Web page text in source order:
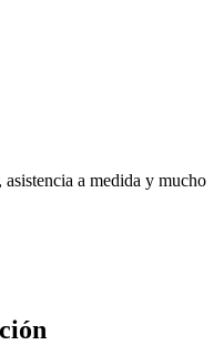
asistencia a medida y mucho